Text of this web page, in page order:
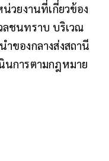
วยงานที่เกี่ยวข้อง
ชนทราบ บริเวณ
ของกลางส่งสถานี
นการตามกฎหมาย